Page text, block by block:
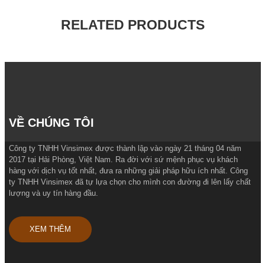
RELATED PRODUCTS
VỀ CHÚNG TÔI
Công ty TNHH Vinsimex được thành lập vào ngày 21 tháng 04 năm
2017 tại Hải Phòng, Việt Nam. Ra đời với sứ mệnh phục vụ khách
hàng với dịch vụ tốt nhất, đưa ra những giải pháp hữu ích nhất. Công
ty TNHH Vinsimex đã tự lựa chọn cho mình con đường đi lên lấy chất
lượng và uy tín hàng đầu.
XEM THÊM